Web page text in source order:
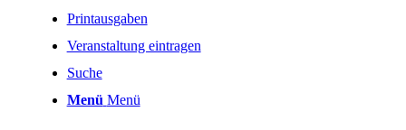
Printausgaben
Veranstaltung eintragen
Suche
Menü Menü